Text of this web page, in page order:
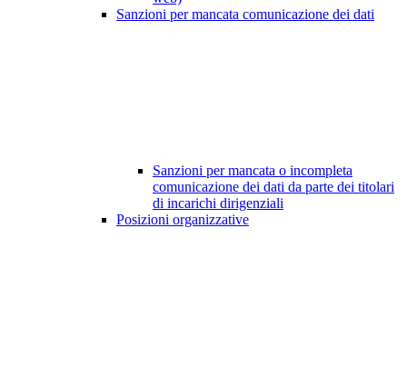
Sanzioni per mancata comunicazione dei dati
Sanzioni per mancata o incompleta
comunicazione dei dati da parte dei titolari
di incarichi dirigenziali
Posizioni organizzative